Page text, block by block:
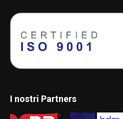
I nostri Partners